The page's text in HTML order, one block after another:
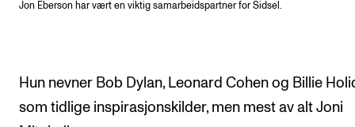
Jon Eberson har vært en viktig samarbeidspartner for Sidsel.
Hun nevner Bob Dylan, Leonard Cohen og Billie
som tidlige inspirasjonskilder, men mest av alt Joni